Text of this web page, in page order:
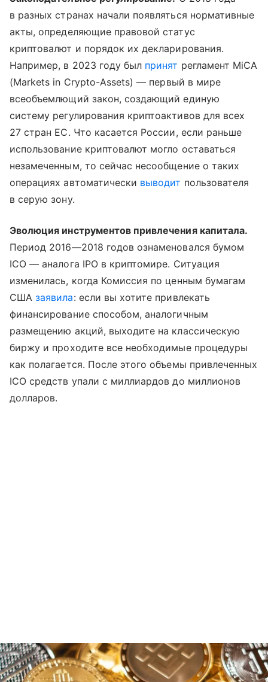
в разных странах начали появляться нормативные
акты, определяющие правовой статус
криптовалют и порядок их декларирования.
Например, в 2023 году был принят регламент MiCA
(Markets in Crypto-Assets) — первый в мире
всеобъемлющий закон, создающий единую
систему регулирования криптоактивов для всех
27 стран ЕС. Что касается России, если раньше
использование криптовалют могло оставаться
незамеченным, то сейчас несообщение о таких
операциях автоматически выводит пользователя
в серую зону.
Эволюция инструментов привлечения капитала.
Период 2016—2018 годов ознаменовался бумом
ICO — аналога IPO в криптомире. Ситуация
изменилась, когда Комиссия по ценным бумагам
СШАзаявила: если вы хотите привлекать
финансирование способом, аналогичным
размещению акций, выходите на классическую
биржу и проходите все необходимые процедуры
как полагается. После этого объемы привлеченных
ICO средств упали с миллиардов до миллионов
долларов.